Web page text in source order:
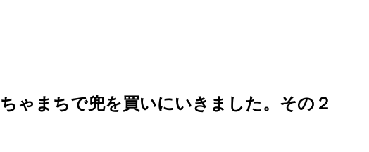
ゃまちで兜を買いにいきました。その２